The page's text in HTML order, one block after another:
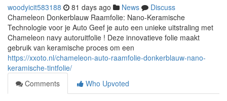
woodyicit583188 81 days ago News
Discuss
Chameleon Donkerblauw Raamfolie: Nano-Keramische
Technologie voor je Auto Geef je auto een unieke uitstraling met
Chameleon navy autoruitfolie ! Deze innovatieve folie maakt
gebruik van keramische proces om een
https://xxoto.nl/chameleon-auto-raamfolie-donkerblauw-nano-
keramische-tintfolie/
Comments
Who Upvoted